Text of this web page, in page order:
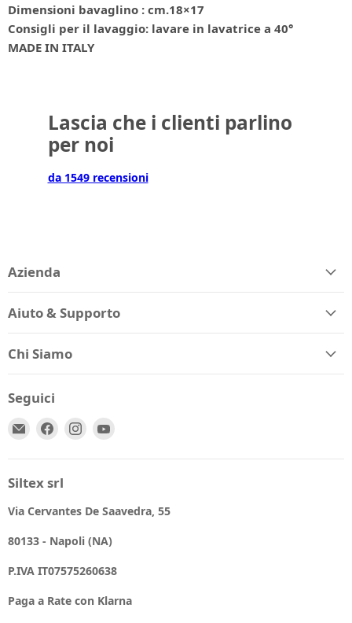
Dimensioni bavaglino : cm.18×17
Consigli per il lavaggio: lavare in lavatrice a 40°
MADE IN ITALY
Lascia che i clienti parlino
per noi
da 1549 recensioni
Azienda
Aiuto & Supporto
Chi Siamo
Seguici
Email
Trovaci Trovaci
Siltex srl
Via Cervantes De Saavedra, 55
80133 - Napoli (NA)
P.IVA IT07575260638
Paga a Rate con Klarna